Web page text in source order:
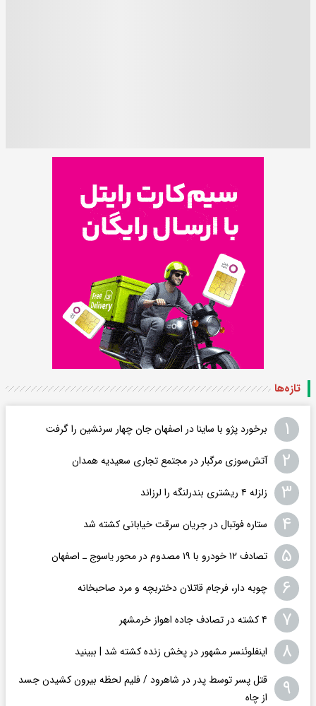
تازه‌ها
۱ برخورد پژو با ساینا در اصفهان جان چهار سرنشین را گرفت
۲ آتش‌سوزی مرگبار در مجتمع تجاری سعیدیه همدان
۳ زلزله ۴ ریشتری بندرلنگه را لرزاند
۴ ستاره فوتبال در جریان سرقت خیابانی کشته شد
۵ تصادف ۱۲ خودرو با ۱۹ مصدوم در محور یاسوج ـ اصفهان
۶ چوبه دار، فرجام قاتلان دختربچه و مرد صاحبخانه
۷ ۴ کشته در تصادف جاده اهواز خرمشهر
۸ اینفلوئنسر مشهور در پخش زنده کشته شد | ببینید
۹
قتل پسر توسط پدر در شاهرود / فلیم لحظه بیرون کشیدن جسد
از چاه